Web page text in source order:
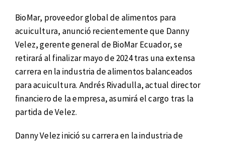
BioMar, proveedor global de alimentos para
acuicultura, anunció recientemente que Danny
Velez, gerente general de BioMar Ecuador, se
retirará al finalizar mayo de 2024 tras una extensa
carrera en la industria de alimentos balanceados
para acuicultura. Andrés Rivadulla, actual director
financiero de la empresa, asumirá el cargo tras la
partida de Velez.
Danny Velez inició su carrera en la industria de